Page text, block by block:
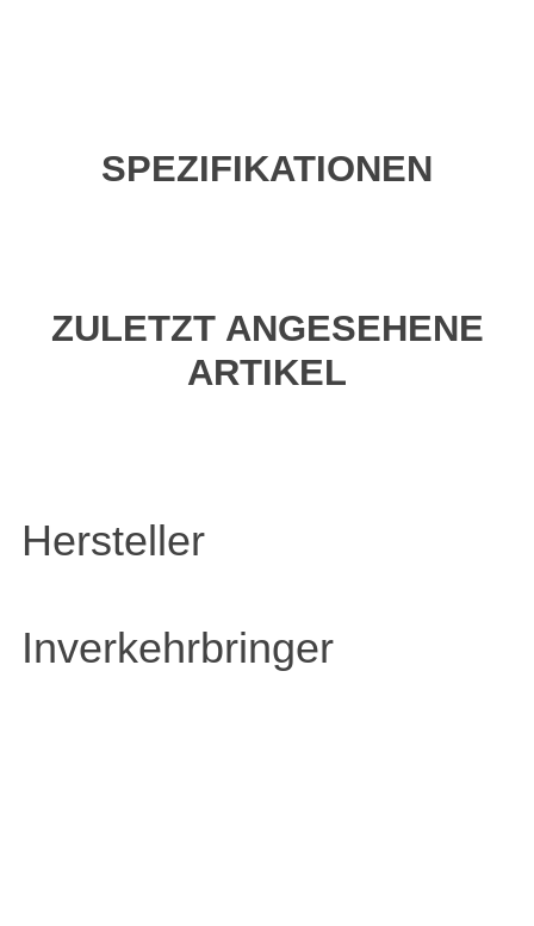
SPEZIFIKATIONEN
ZULETZT ANGESEHENE
ARTIKEL
Hersteller
Inverkehrbringer